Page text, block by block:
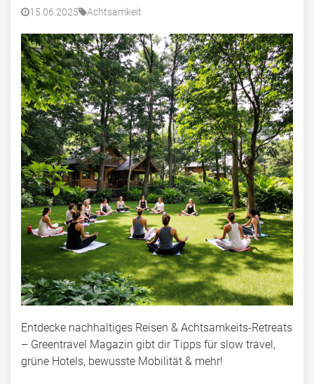
15.06.2025 Achtsamkeit
Entdecke nachhaltiges Reisen & Achtsamkeits-Retreats
– Greentravel Magazin gibt dir Tipps für slow travel,
grüne Hotels, bewusste Mobilität & mehr!